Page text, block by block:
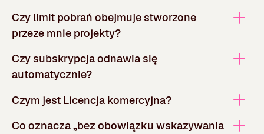
Czy limit pobrań obejmuje stworzone
przeze mnie projekty?
Czy subskrypcja odnawia się
automatycznie?
Czym jest Licencja komercyjna?
Co oznacza „bez obowiązku wskazywania